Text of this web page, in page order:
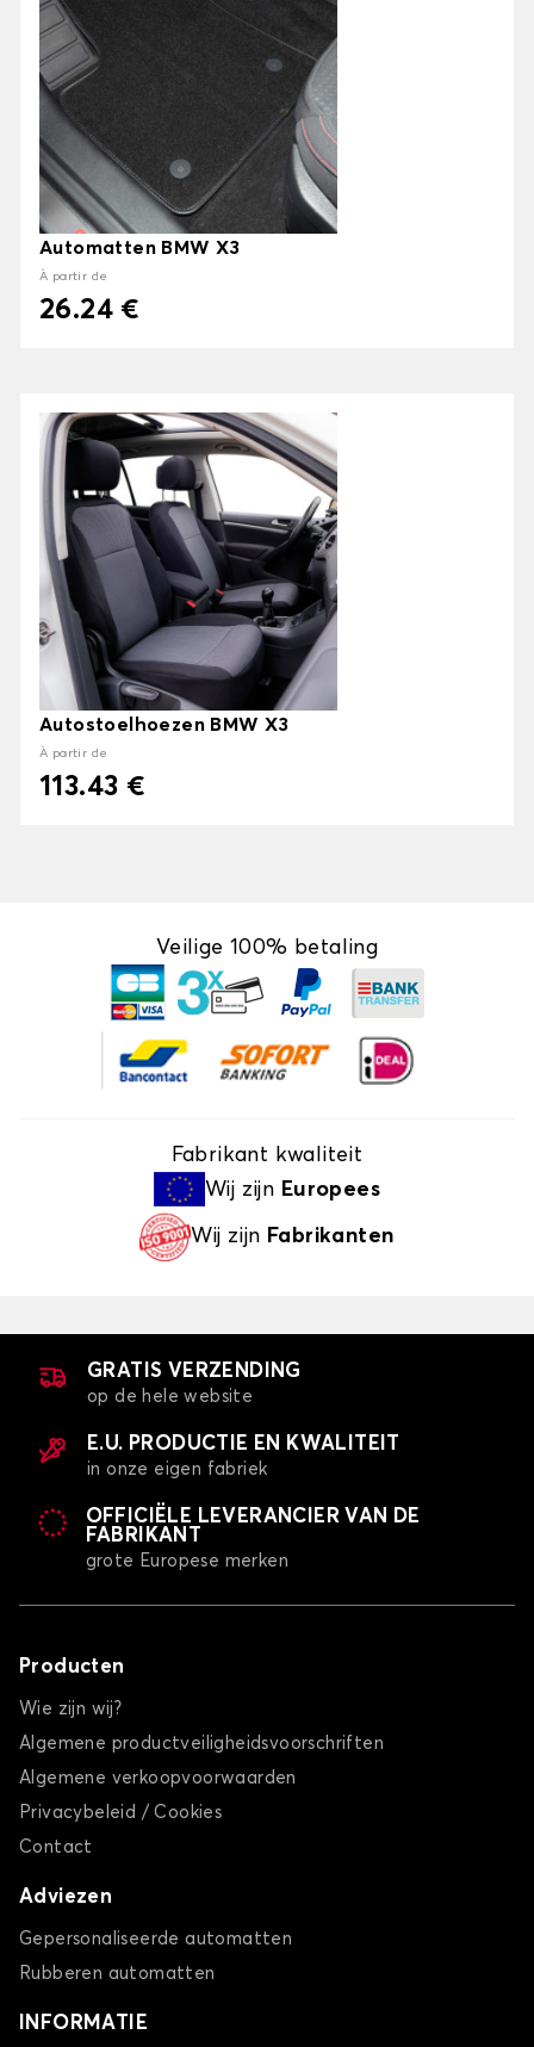
Automatten BMW X3
À partir de
26.24 €
Autostoelhoezen BMW X3
À partir de
113.43 €
Veilige 100% betaling
Fabrikant kwaliteit
Wij zijn Europees
Wij zijn Fabrikanten
GRATIS VERZENDING
op de hele website
E.U. PRODUCTIE EN KWALITEIT
in onze eigen fabriek
OFFICIËLE LEVERANCIER VAN DE
FABRIKANT
grote Europese merken
Producten
Wie zijn wij?
Algemene productveiligheidsvoorschriften
Algemene verkoopvoorwaarden
Privacybeleid / Cookies
Contact
Adviezen
Gepersonaliseerde automatten
Rubberen automatten
INFORMATIE